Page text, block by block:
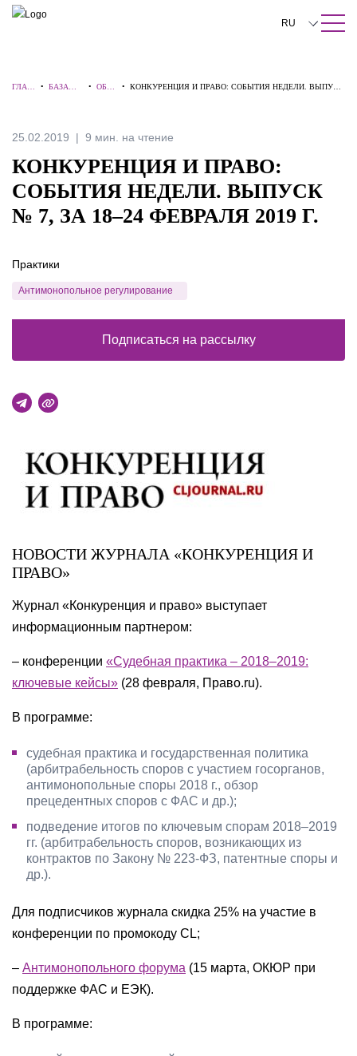
ПОИСК ПО САЙТУ Закрыть
RU
中文
Italiano
Español
ГЛАВ
•БАЗА
• ОБЗО
• КОНКУРЕНЦИЯ И ПРАВО: СОБЫТИЯ НЕДЕЛИ. ВЫПУСК
25.02.2019 9 мин. на чтение
КОНКУРЕНЦИЯ И ПРАВО:
СОБЫТИЯ НЕДЕЛИ. ВЫПУСК
№ 7, ЗА 18–24 ФЕВРАЛЯ 2019 Г.
НОВОСТИ ЖУРНАЛА «КОНКУРЕНЦИЯ И
ПРАВО»
Журнал «Конкуренция и право» выступает
информационным партнером:
– конференции «Судебная практика – 2018–2019:
ключевые кейсы» (28 февраля, Право.ru).
В программе:
судебная практика и государственная политика
(арбитрабельность споров с участием госорганов,
антимонопольные споры 2018 г., обзор
прецедентных споров с ФАС и др.);
подведение итогов по ключевым спорам 2018–2019
гг. (арбитрабельность споров, возникающих из
контрактов по Закону № 223-ФЗ, патентные споры и
др.).
Для подписчиков журнала скидка 25% на участие в
конференции по промокоду CL;
– Антимонопольного форума (15 марта, ОКЮР при
поддержке ФАС и ЕЭК).
В программе:
Практики
Антимонопольное регулирование
Подписаться на рассылку